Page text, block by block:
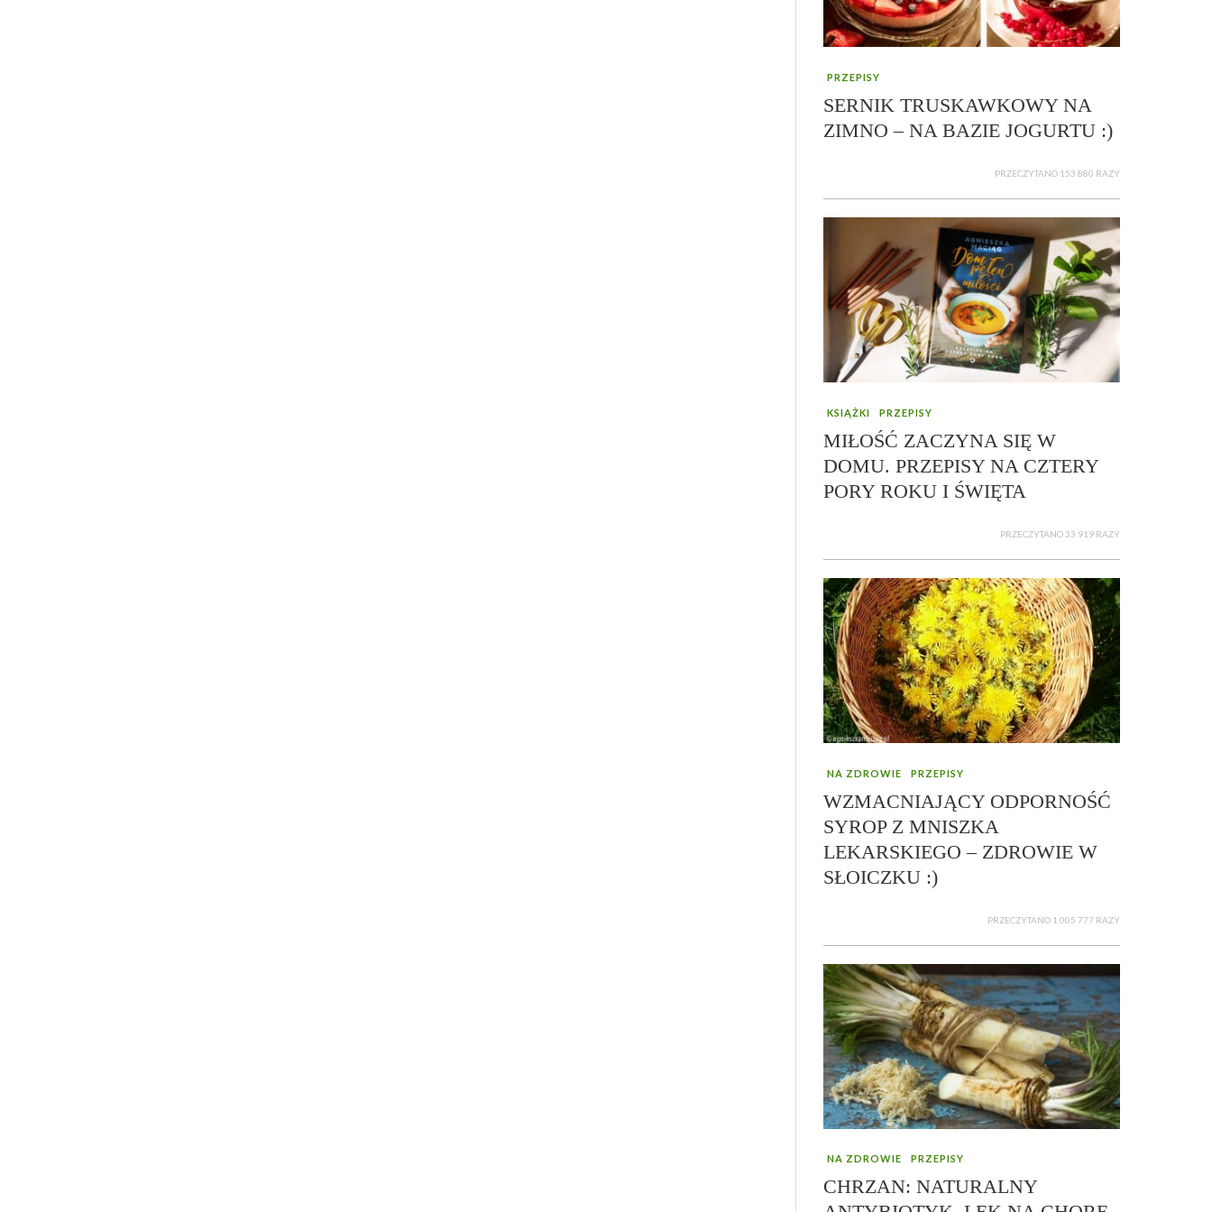
PRZEPISY
SERNIK TRUSKAWKOWY NA
ZIMNO – NA BAZIE JOGURTU :)
PRZECZYTANO 153 880 RAZY
KSIĄŻKI PRZEPISY
MIŁOŚĆ ZACZYNA SIĘ W
DOMU. PRZEPISY NA CZTERY
PORY ROKU I ŚWIĘTA
PRZECZYTANO 33 919 RAZY
NA ZDROWIE PRZEPISY
WZMACNIAJĄCY ODPORNOŚĆ
SYROP Z MNISZKA
LEKARSKIEGO – ZDROWIE W
SŁOICZKU :)
PRZECZYTANO 1 005 777 RAZY
NA ZDROWIE PRZEPISY
CHRZAN: NATURALNY